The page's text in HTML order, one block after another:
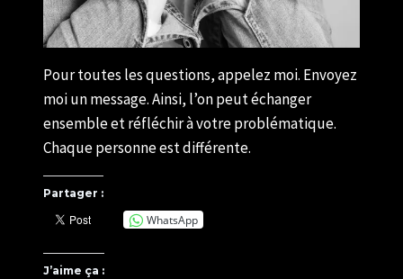
Pour toutes les questions, appelez moi. Envoyez
moi un message. Ainsi, l’on peut échanger
ensemble et réfléchir à votre problématique.
Chaque personne est différente.
Partager :
WhatsApp
J’aime ça :